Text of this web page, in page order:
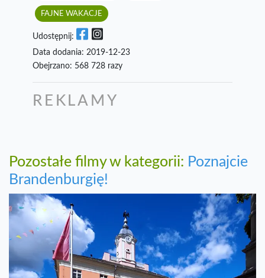
FAJNE WAKACJE
Udostępnij:
Data dodania: 2019-12-23
Obejrzano: 568 728 razy
REKLAMY
Pozostałe filmy w kategorii: Poznajcie
Brandenburgię!